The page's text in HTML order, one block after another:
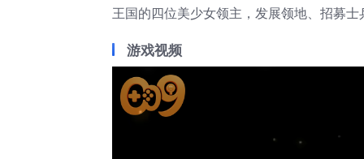
王国的四位美少女领主，发展领地、招募
游戏视频